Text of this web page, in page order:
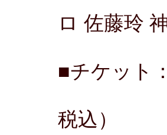
ロ 佐藤玲
■チケット
税込）